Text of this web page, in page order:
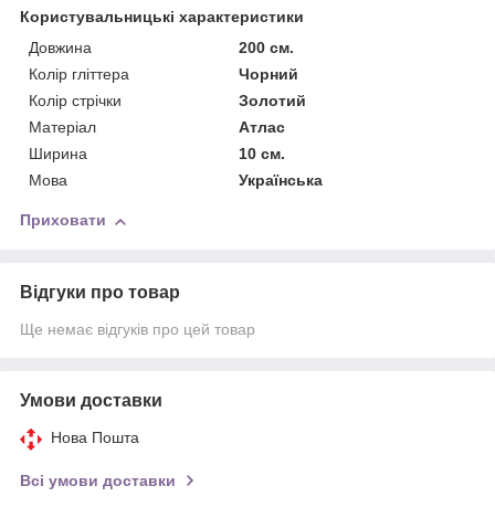
Користувальницькі характеристики
Довжина
200 см.
Колір гліттера
Чорний
Колір стрічки
Золотий
Матерiал
Атлас
Ширина
10 см.
Мова
Українська
Приховати
Відгуки про товар
Ще немає відгуків про цей товар
Умови доставки
Нова Пошта
Всі умови доставки